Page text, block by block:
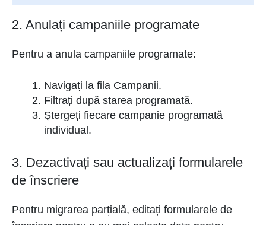
2. Anulați campaniile programate
Pentru a anula campaniile programate:
Navigați la fila Campanii.
Filtrați după starea programată.
Ștergeți fiecare campanie programată
individual.
3. Dezactivați sau actualizați formularele
de înscriere
Pentru migrarea parțială, editați formularele de